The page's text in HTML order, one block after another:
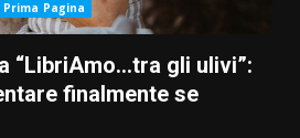
Prima Pagina
“LibriAmo…tra gli ulivi”:
finalmente se